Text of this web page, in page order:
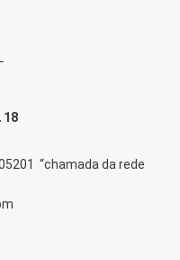
18
“chamada da rede